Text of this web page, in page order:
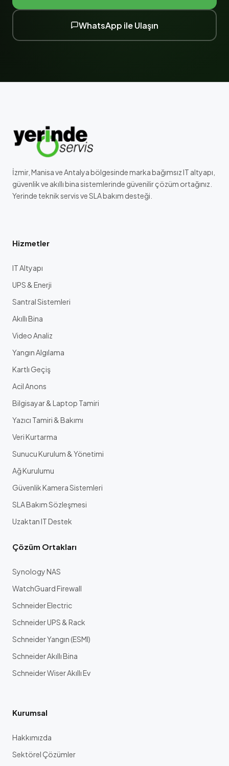
WhatsApp ile Ulaşın
İzmir, Manisa ve Antalya bölgesinde marka bağımsız IT altyapı,
güvenlik ve akıllı bina sistemlerinde güvenilir çözüm ortağınız.
Yerinde teknik servis ve SLA bakım desteği.
Hizmetler
IT Altyapı
UPS & Enerji
Santral Sistemleri
Akıllı Bina
Video Analiz
Yangın Algılama
Kartlı Geçiş
Acil Anons
Bilgisayar & Laptop Tamiri
Yazıcı Tamiri & Bakımı
Veri Kurtarma
Sunucu Kurulum & Yönetimi
Ağ Kurulumu
Güvenlik Kamera Sistemleri
SLA Bakım Sözleşmesi
Uzaktan IT Destek
Çözüm Ortakları
Synology NAS
WatchGuard Firewall
Schneider Electric
Schneider UPS & Rack
Schneider Yangın (ESMI)
Schneider Akıllı Bina
Schneider Wiser Akıllı Ev
Kurumsal
Hakkımızda
Sektörel Çözümler